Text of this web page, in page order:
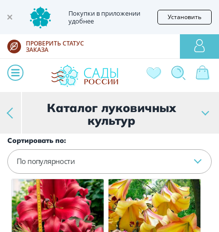
Покупки в приложении
удобнее
Установить
ПРОВЕРИТЬ СТАТУС
ЗАКАЗА
Каталог луковичных
культур
Сортировать по:
По популярности